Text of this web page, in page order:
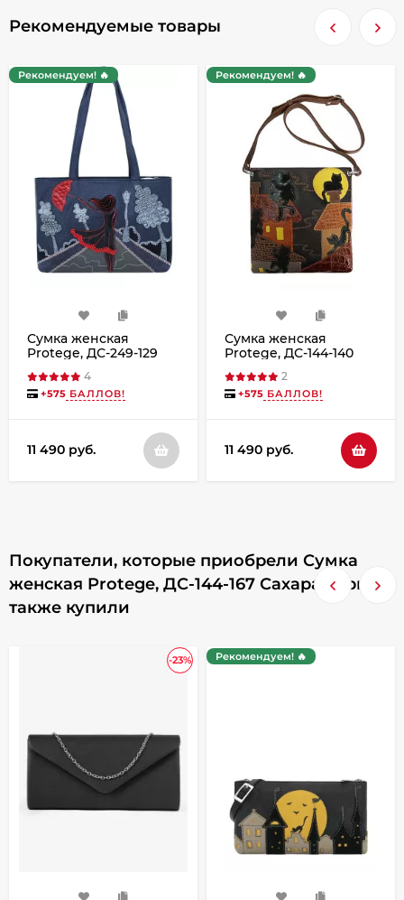
Рекомендуемые товары
Рекомендуем! 🔥
Сумка женская
Protege, ДС-249-129
4
+575 БАЛЛОВ!
11 490 руб.
Рекомендуем! 🔥
Сумка женская
Protege, ДС-144-140
2
+575 БАЛЛОВ!
11 490 руб.
Покупатели, которые приобрели Сумка
женская Protege, ДС-144-167 Сахара чёрная,
также купили
-23% Рекомендуем! 🔥